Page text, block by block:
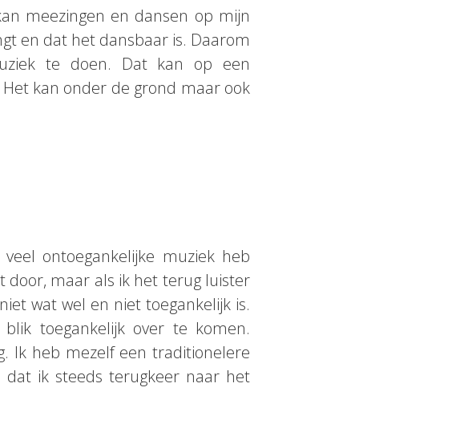
meezingen en dansen op mijn
en dat het dansbaar is. Daarom
te doen. Dat kan op een
kan onder de grond maar ook
ontoegankelijke muziek heb
maar als ik het terug luister
wat wel en niet toegankelijk is.
toegankelijk over te komen.
Ik heb mezelf een traditionelere
ik steeds terugkeer naar het